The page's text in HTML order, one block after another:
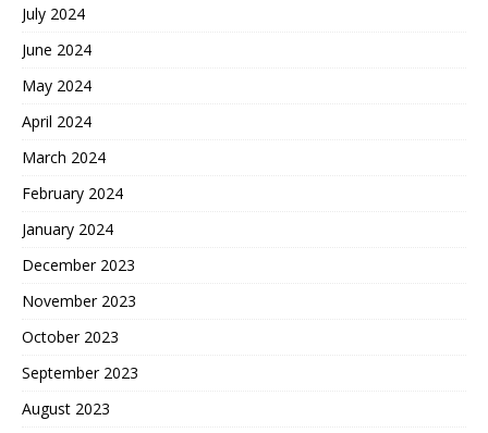
July 2024
June 2024
May 2024
April 2024
March 2024
February 2024
January 2024
December 2023
November 2023
October 2023
September 2023
August 2023